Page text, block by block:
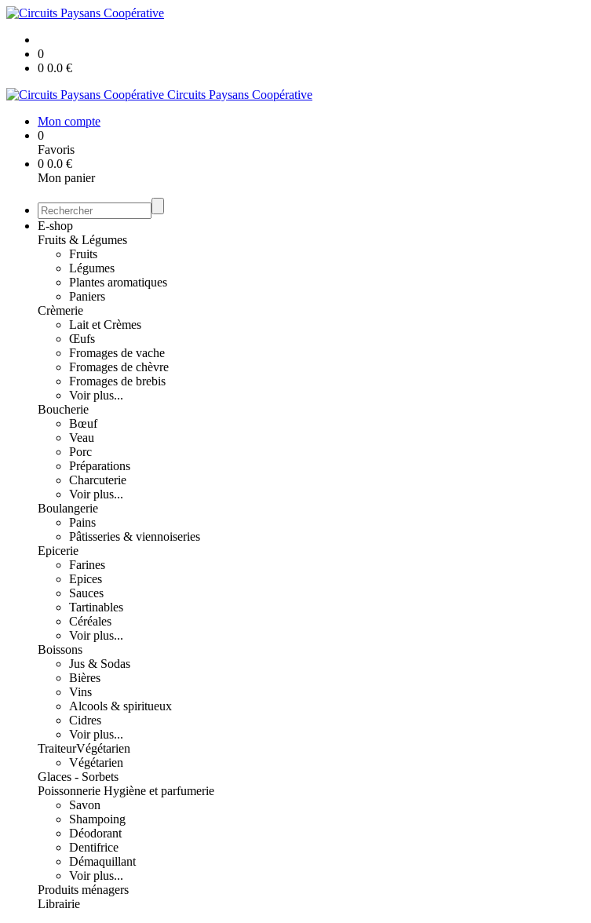
0
0 0.0 €
Circuits Paysans Coopérative
Mon compte
0
Favoris
0 0.0 €
Mon panier
E-shop
Fruits & Légumes
Fruits
Légumes
Plantes aromatiques
Paniers
Crèmerie
Lait et Crèmes
Œufs
Fromages de vache
Fromages de chèvre
Fromages de brebis
Voir plus...
Boucherie
Bœuf
Veau
Porc
Préparations
Charcuterie
Voir plus...
Boulangerie
Pains
Pâtisseries & viennoiseries
Epicerie
Farines
Epices
Sauces
Tartinables
Céréales
Voir plus...
Boissons
Jus & Sodas
Bières
Vins
Alcools & spiritueux
Cidres
Voir plus...
TraiteurVégétarien
Végétarien
Glaces - Sorbets
Poissonnerie Hygiène et parfumerie
Savon
Shampoing
Déodorant
Dentifrice
Démaquillant
Voir plus...
Produits ménagers
Librairie